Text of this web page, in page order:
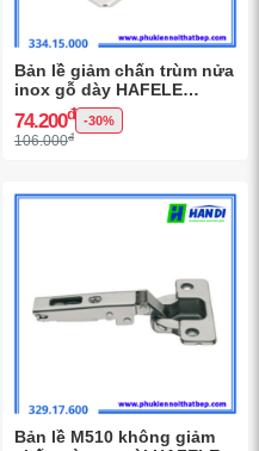
Bản lề giảm chấn trùm nửa
inox gỗ dày HAFELE
334.15.000
74.200đ -30%
106.000đ
Bản lề M510 không giảm